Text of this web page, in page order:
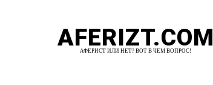
AFERIZT.COM
АФЕРИСТ ИЛИ НЕТ? ВОТ В ЧЕМ ВОПРОС!